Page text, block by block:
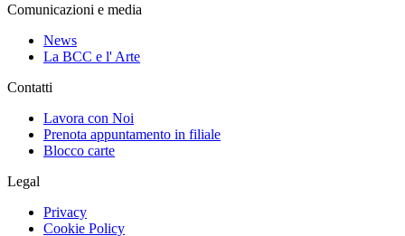
Comunicazioni e media
News
La BCC e l' Arte
Contatti
Lavora con Noi
Prenota appuntamento in filiale
Blocco carte
Legal
Privacy
Cookie Policy